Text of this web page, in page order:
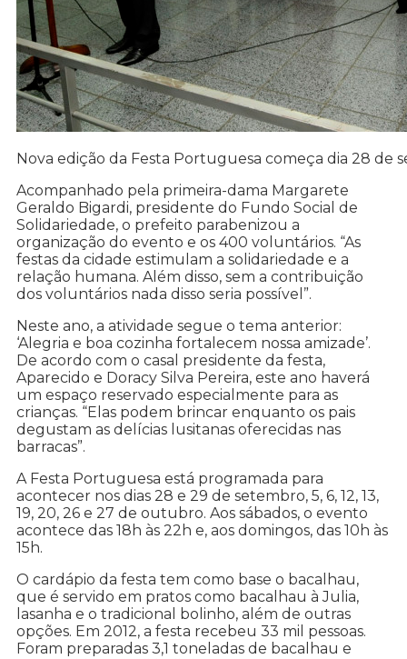
Nova edição da Festa Portuguesa começa dia 28 de
Acompanhado pela primeira-dama Margarete
Geraldo Bigardi, presidente do Fundo Social de
Solidariedade, o prefeito parabenizou a
organização do evento e os 400 voluntários. “As
festas da cidade estimulam a solidariedade e a
relação humana. Além disso, sem a contribuição
dos voluntários nada disso seria possível”.
Neste ano, a atividade segue o tema anterior:
‘Alegria e boa cozinha fortalecem nossa amizade’.
De acordo com o casal presidente da festa,
Aparecido e Doracy Silva Pereira, este ano haverá
um espaço reservado especialmente para as
crianças. “Elas podem brincar enquanto os pais
degustam as delícias lusitanas oferecidas nas
barracas”.
A Festa Portuguesa está programada para
acontecer nos dias 28 e 29 de setembro, 5, 6, 12, 13,
19, 20, 26 e 27 de outubro. Aos sábados, o evento
acontece das 18h às 22h e, aos domingos, das 10h às
15h.
O cardápio da festa tem como base o bacalhau,
que é servido em pratos como bacalhau à Julia,
lasanha e o tradicional bolinho, além de outras
opções. Em 2012, a festa recebeu 33 mil pessoas.
Foram preparadas 3,1 toneladas de bacalhau e